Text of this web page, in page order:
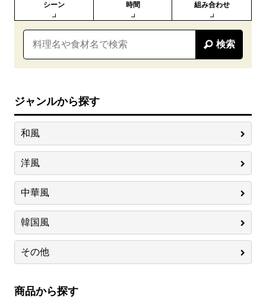
シーン 時間 組み合わせ
検索
ジャンルから探す
和風
洋風
中華風
韓国風
その他
商品から探す